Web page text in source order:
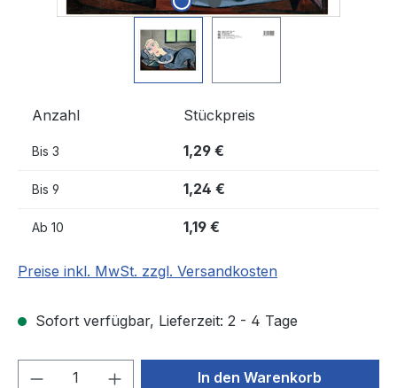
Anzahl Stückpreis
Bis 3 1,29 €
Bis 9 1,24 €
Ab 10 1,19 €
Preise inkl. MwSt. zzgl. Versandkosten
Sofort verfügbar, Lieferzeit: 2 - 4 Tage
Produkt Anzahl: Gib denIn den Warenkorb